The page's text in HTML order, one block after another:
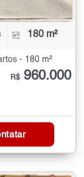
180 m²
- 180 m²
R$ 960.000